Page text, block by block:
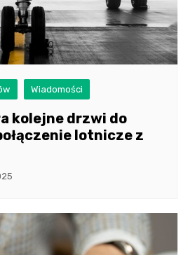
Wiadomości
kolejne drzwi do
lotnicze z